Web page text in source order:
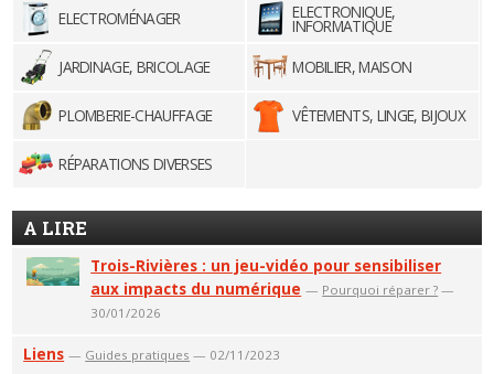
ELECTROMÉNAGER ELECTRONIQUE,
INFORMATIQUE
JARDINAGE, BRICOLAGE
MOBILIER, MAISON
PLOMBERIE-CHAUFFAGE VÊTEMENTS, LINGE, BIJOUX
RÉPARATIONS DIVERSES
A LIRE
Trois-Rivières : un jeu-vidéo pour sensibiliser
aux impacts du numérique — Pourquoi réparer ? —
30/01/2026
Liens — Guides pratiques — 02/11/2023